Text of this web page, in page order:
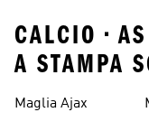
CALCIO •
A STAMPA
Maglia Ajax